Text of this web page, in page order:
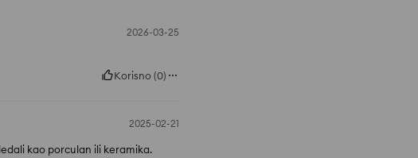
2026-03-25
Korisno(0)
2025-02-21
kao porculan ili keramika.